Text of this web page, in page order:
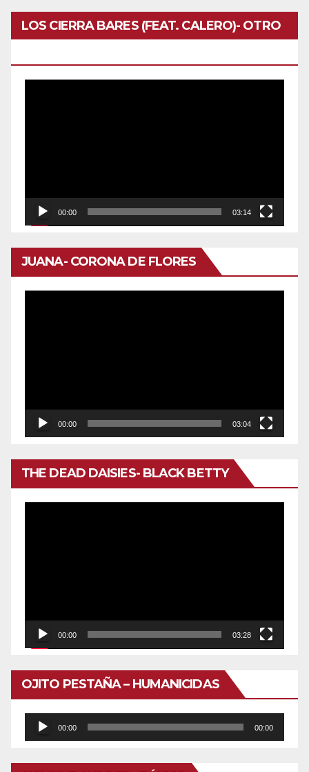
LOS CIERRA BARES (FEAT. CALERO)- OTRO
00:00 03:14
JUANA- CORONA DE FLORES
00:00 03:04
THE DEAD DAISIES- BLACK BETTY
00:00 03:28
OJITO PESTAÑA – HUMANICIDAS
Reproductor
de
audio
00:00 00:00